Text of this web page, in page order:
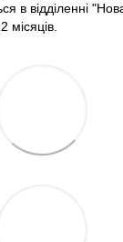
в відділенні
місяців.